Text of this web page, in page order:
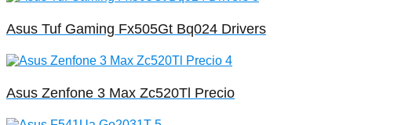
Asus Tuf Gaming Fx505Gt Bq024 Drivers
Asus Zenfone 3 Max Zc520Tl Precio